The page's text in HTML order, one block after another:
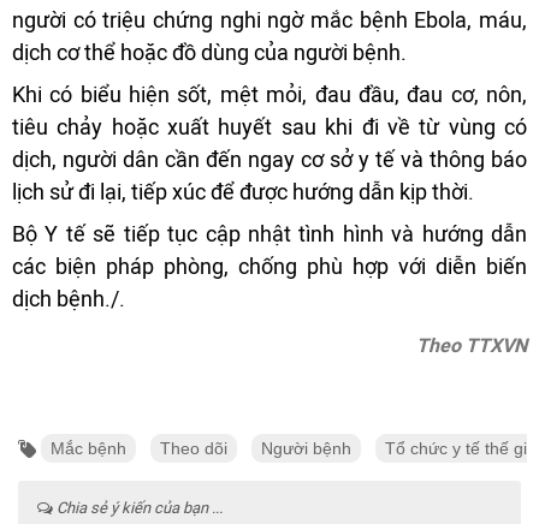
người có triệu chứng nghi ngờ mắc bệnh Ebola, máu,
dịch cơ thể hoặc đồ dùng của người bệnh.
Khi có biểu hiện sốt, mệt mỏi, đau đầu, đau cơ, nôn,
tiêu chảy hoặc xuất huyết sau khi đi về từ vùng có
dịch, người dân cần đến ngay cơ sở y tế và thông báo
lịch sử đi lại, tiếp xúc để được hướng dẫn kịp thời.
Bộ Y tế sẽ tiếp tục cập nhật tình hình và hướng dẫn
các biện pháp phòng, chống phù hợp với diễn biến
dịch bệnh./.
Theo TTXVN
Mắc bệnh Theo dõi Người bệnh Tổ chức y tế thế
Chia sẻ ý kiến của bạn ...